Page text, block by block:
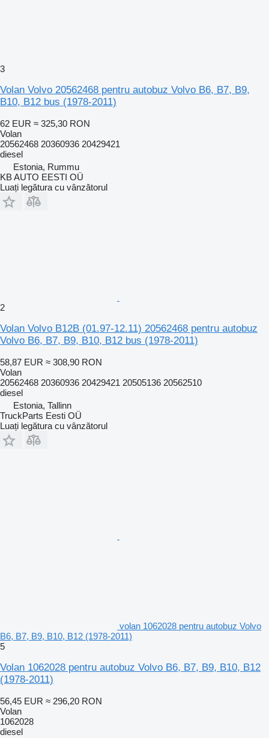
3
Volan Volvo 20562468 pentru autobuz Volvo B6, B7, B9,
B10, B12 bus (1978-2011)
62 EUR ≈ 325,30 RON
Volan
20562468 20360936 20429421
diesel
Estonia, Rummu
KB AUTO EESTI OÜ
Luați legătura cu vânzătorul
2
Volan Volvo B12B (01.97-12.11) 20562468 pentru autobuz
Volvo B6, B7, B9, B10, B12 bus (1978-2011)
58,87 EUR ≈ 308,90 RON
Volan
20562468 20360936 20429421 20505136 20562510
diesel
Estonia, Tallinn
TruckParts Eesti OÜ
Luați legătura cu vânzătorul
volan 1062028 pentru autobuz Volvo
B6, B7, B9, B10, B12 (1978-2011)
5
Volan 1062028 pentru autobuz Volvo B6, B7, B9, B10, B12
(1978-2011)
56,45 EUR ≈ 296,20 RON
Volan
1062028
diesel